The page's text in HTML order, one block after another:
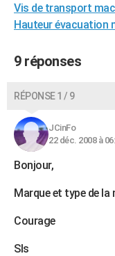
GUIDES D'ACHAT
CARTE DE VOEUX
Carte de Noël
Carte Bonne année
Carte Saint-Valentin
Carte Pâques
Carte d'anniversaire
DICTIONNAIRE
Dictionnaire
Biographies
Citations
Expressions
Proverbes
PROGRAMME TV
COPAINS D'AVANT
Vis de transport
Hauteur évacuation
9 réponses
RÉPONSE 1 / 9
JCinFo
22 déc. 2008 à
Bonjour,
Marque et type de la
Courage
Sls